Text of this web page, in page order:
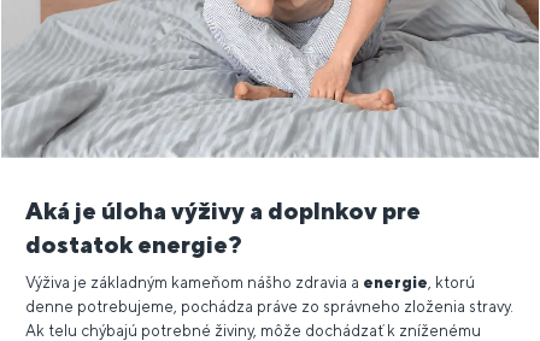
Aká je úloha výživy a doplnkov pre
dostatok energie?
Výživa je základným kameňom nášho zdravia a energie , ktorú
denne potrebujeme, pochádza práve zo správneho zloženia stravy.
Ak telu chýbajú potrebné živiny, môže dochádzať k zníženému